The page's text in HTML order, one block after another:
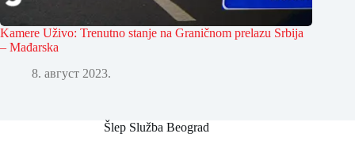
Kamere Uživo: Trenutno stanje na Graničnom prelazu Srbija
– Mađarska
8. август 2023.
Šlep Služba Beograd